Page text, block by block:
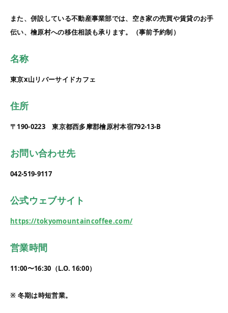
また、併設している不動産事業部では、空き家の売買や賃貸のお手
伝い、檜原村への移住相談も承ります。（事前予約制）
名称
東京x山リバーサイドカフェ
住所
〒190-0223 東京都西多摩郡檜原村本宿792-13-B
お問い合わせ先
042-519-9117
公式ウェブサイト
https://tokyomountaincoffee.com/
営業時間
11:00〜16:30（L.O. 16:00）
※ 冬期は時短営業。